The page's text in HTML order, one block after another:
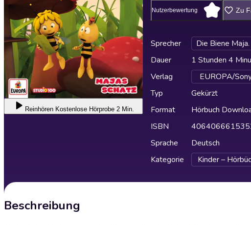
Reinhören Kostenlose Hörprobe 2 Min.
Nutzerbewertung Zu
Sprecher Die Biene Maja.
Dauer
1 Stunden 4
Verlag
EUROPA/
Typ
Gekürzt
Format
Hörbuch
ISBN
Sprache
Deutsch
Kategorie
Kinder –
Beschreibung